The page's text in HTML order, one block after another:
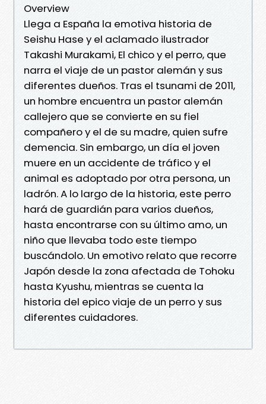
Overview
Llega a España la emotiva historia de
Seishu Hase y el aclamado ilustrador
Takashi Murakami, El chico y el perro, que
narra el viaje de un pastor alemán y sus
diferentes dueños. Tras el tsunami de 2011,
un hombre encuentra un pastor alemán
callejero que se convierte en su fiel
compañero y el de su madre, quien sufre
demencia. Sin embargo, un día el joven
muere en un accidente de tráfico y el
animal es adoptado por otra persona, un
ladrón. A lo largo de la historia, este perro
hará de guardián para varios dueños,
hasta encontrarse con su último amo, un
niño que llevaba todo este tiempo
buscándolo. Un emotivo relato que recorre
Japón desde la zona afectada de Tohoku
hasta Kyushu, mientras se cuenta la
historia del epico viaje de un perro y sus
diferentes cuidadores.